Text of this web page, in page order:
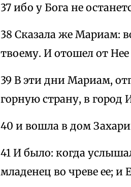
37 ибо у Бога не
38 Сказала же Мариам:
твоему. И отошел от Нее
39 В эти дни Мариам,
горную страну, в город
40 и вошла в дом
41 И было: когда
младенец во чреве ее; и